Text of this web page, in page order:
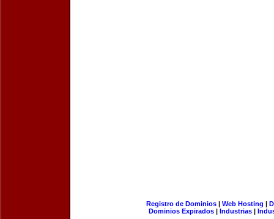
Registro de Dominios| Web Hosting |
Dominios Expirados | Industrias |